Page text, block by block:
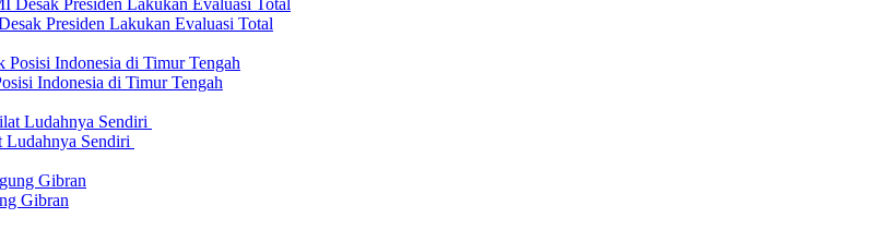
Presiden Lakukan Evaluasi Total
Indonesia di Timur Tengah
Sendiri
Gibran